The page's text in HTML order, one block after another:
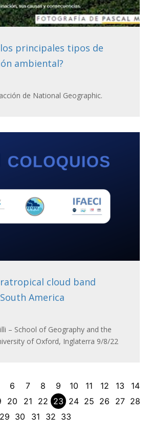
los principales tipos de
ambiental?
de National Geographic.
cloud band
America
– School of Geography and the
of Oxford, Inglaterra 9/8/22
6 7 8 9 10 11 12 13
14
20 21 22 23 24 25 26 27 28
29 30 31 32 33